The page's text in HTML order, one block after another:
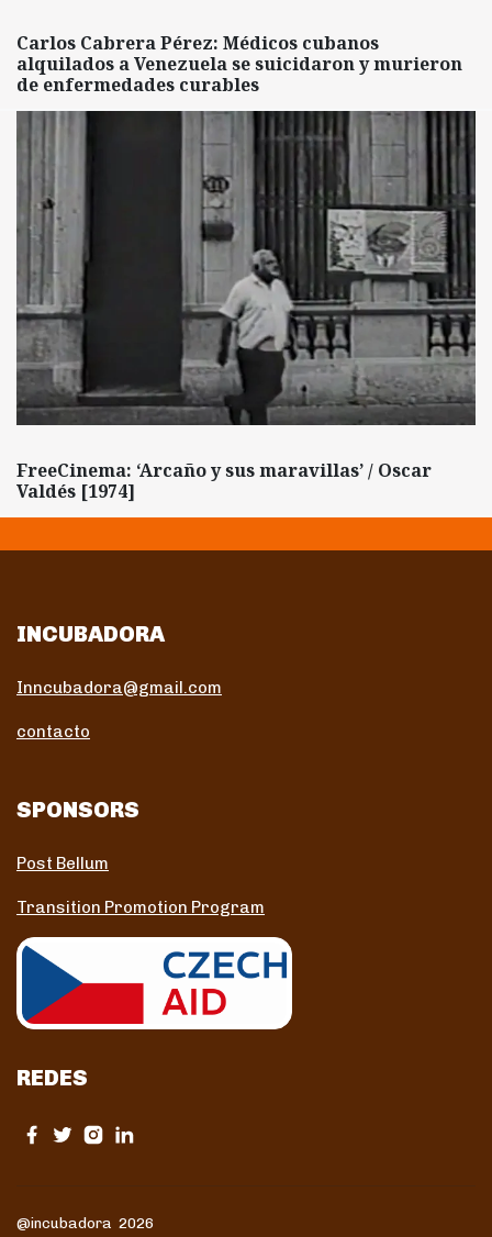
Carlos Cabrera Pérez: Médicos cubanos
alquilados a Venezuela se suicidaron y murieron
de enfermedades curables
FreeCinema: ‘Arcaño y sus maravillas’ / Oscar
Valdés [1974]
INCUBADORA
Inncubadora@gmail.com
contacto
SPONSORS
Post Bellum
Transition Promotion Program
REDES
@incubadora 2026